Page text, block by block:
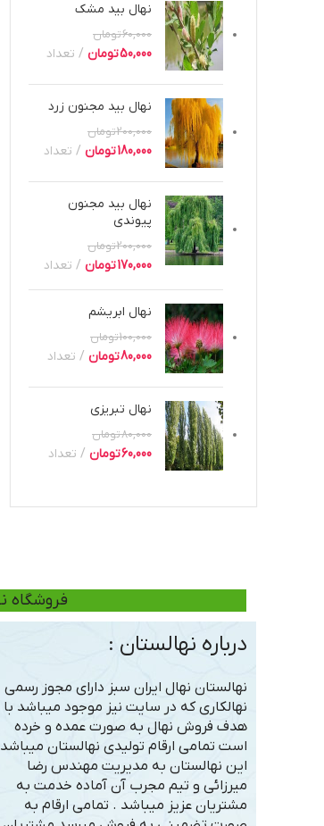
نهال بید مشک
60,000تومان
50,000تومان تعداد
نهال بید مجنون زرد
200,000تومان
180,000تومان تعداد
نهال بید مجنون
پیوندی
200,000تومان
170,000تومان تعداد
نهال ابریشم
100,000تومان
80,000تومان تعداد
نهال تبریزی
80,000تومان
60,000تومان تعداد
فروشگاه
درباره نهالستان :
نهالستان نهال ایران سبز دارای مجوز رسمی
نهالکاری که در سایت نیز موجود میباشد با
هدف فروش نهال به صورت عمده و خرده
است تمامی ارقام تولیدی نهالستان میباشد
این نهالستان به مدیریت مهندس رضا
میرزائی و تیم مجرب آن آماده خدمت به
مشتریان عزیز میباشد . تمامی ارقام به